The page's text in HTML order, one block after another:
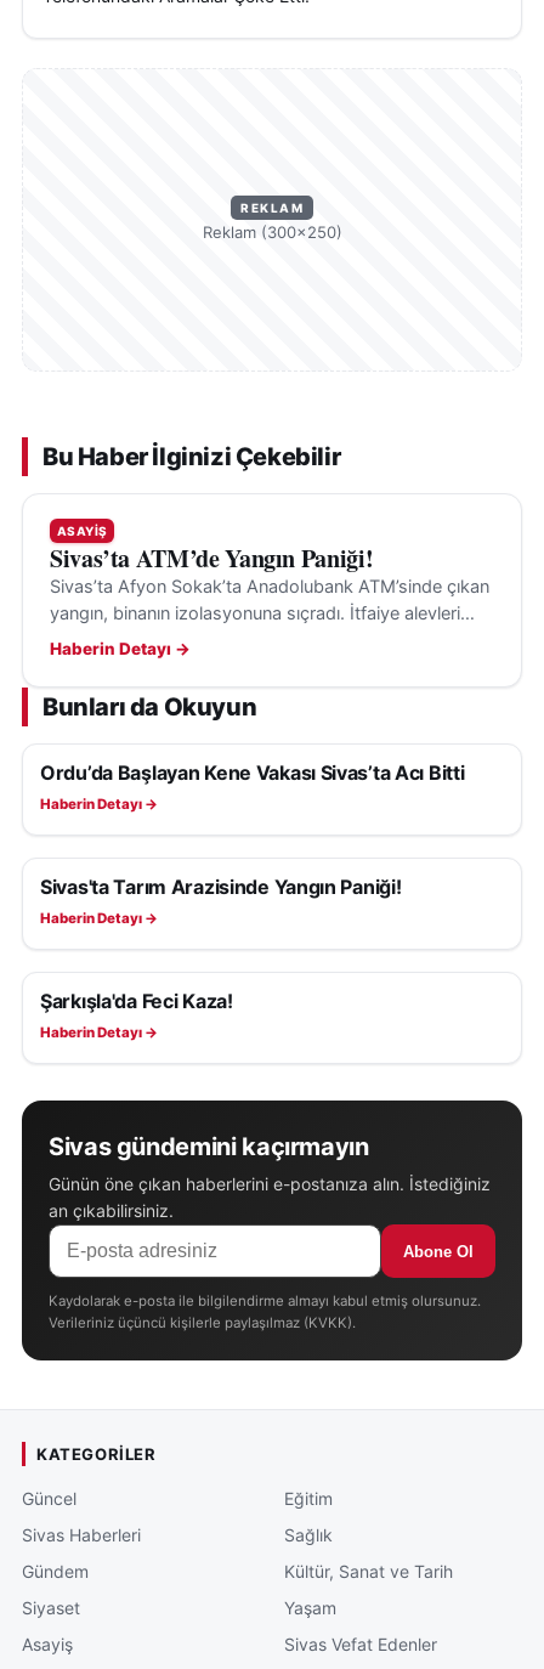
REKLAM
Reklam (300×250)
Bu Haber İlginizi Çekebilir
ASAYIŞ
Sivas’ta ATM’de Yangın Paniği!
Sivas’ta Afyon Sokak’ta Anadolubank ATM’sinde çıkan
yangın, binanın izolasyonuna sıçradı. İtfaiye alevleri
büyümeden söndürürken çıkış nedeni araştırılıyor.
Haberin Detayı →
Bunları da Okuyun
ASAYIŞ
Ordu’da Başlayan Kene Vakası Sivas’ta Acı Bitti
Haberin Detayı →
ASAYIŞ
Sivas'ta Tarım Arazisinde Yangın Paniği!
Haberin Detayı →
ASAYIŞ
Şarkışla'da Feci Kaza!
Haberin Detayı →
Sivas gündemini kaçırmayın
Günün öne çıkan haberlerini e-postanıza alın. İstediğiniz
an çıkabilirsiniz.
Abone Ol
Kaydolarak e-posta ile bilgilendirme almayı kabul etmiş olursunuz.
Verileriniz üçüncü kişilerle paylaşılmaz (KVKK).
KATEGORILER
Güncel
Sivas Haberleri
Gündem
Siyaset
Asayiş
Eğitim
Sağlık
Kültür, Sanat ve Tarih
Yaşam
Sivas Vefat Edenler